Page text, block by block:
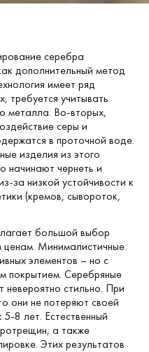
серебра
дополнительный метод
имеет ряд
требуется учитывать
металла. Во-вторых,
серы и
в проточной воде.
изделия из этого
начинают чернеть и
за низкой устойчивости к
(кремов, сывороток,
большой выбор
ценам. Минималистичные
элементов – но с
покрытием. Серебряные
невероятно стильно. При
они не потеряют своей
8 лет. Естественный
а также
Этих результатов